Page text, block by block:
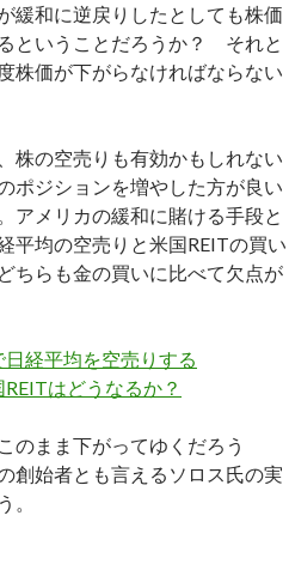
緩和に逆戻りしたとしても株価
ということだろうか？ それと
株価が下がらなければならない
株の空売りも有効かもしれない
ポジションを増やした方が良い
アメリカの緩和に賭ける手段と
平均の空売りと米国REITの買い
ちらも金の買いに比べて欠点が
経平均を空売りする
はどうなるか？
のまま下がってゆくだろう
始者とも言えるソロス氏の実
。